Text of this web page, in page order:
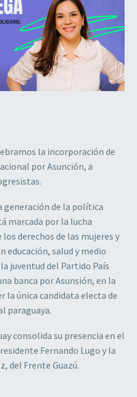
la incorporación de
por Asunción, a
generación de la política
marcada por la lucha
derechos de las mujeres y
educación, salud y medio
juventud del Partido País
banca por Asunsión, en la
la única candidata electa de
paraguaya.
consolida su presencia en el
Fernando Lugo y la
del Frente Guazú.